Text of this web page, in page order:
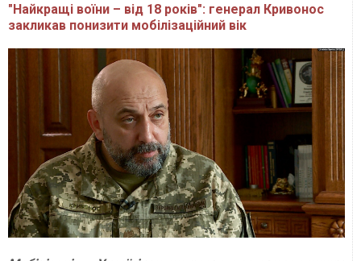
"Найкращі воїни – від 18 років": генерал Кривонос
закликав понизити мобілізаційний вік